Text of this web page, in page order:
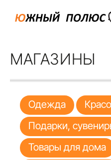
МАГАЗИНЫ
Одежда
Подарки,
Товары для дома